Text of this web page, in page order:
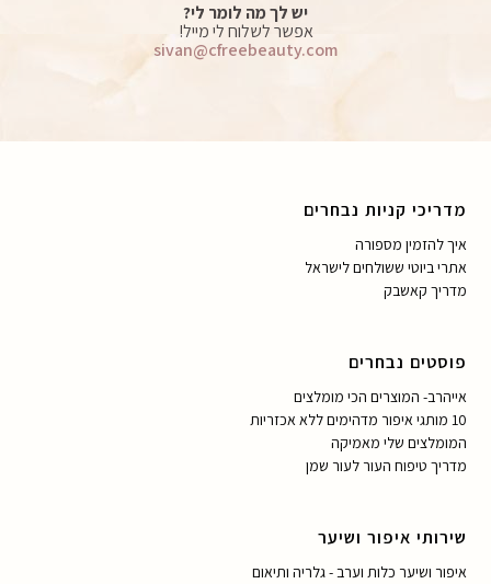
יש לך מה לומר לי?
אפשר לשלוח לי מייל!
sivan@cfreebeauty.com
מדריכי קניות נבחרים
איך להזמין מספורה
אתרי ביוטי ששולחים לישראל
מדריך קאשבק
פוסטים נבחרים
אייהרב- המוצרים הכי מומלצים
10 מותגי איפור מדהימים ללא אכזריות
המומלצים שלי מאמיקה
מדריך טיפוח העור לעור שמן
שירותי איפור ושיער
איפור ושיער כלות וערב - גלריה ותיאום